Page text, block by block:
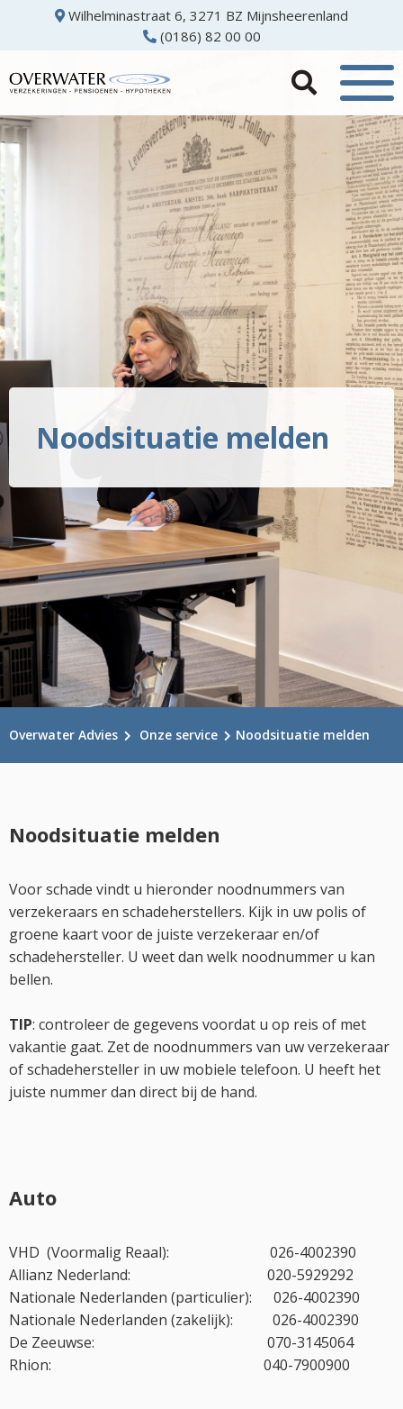
Wilhelminastraat 6, 3271 BZ Mijnsheerenland
(0186) 82 00 00
Noodsituatie melden
Overwater Advies Onze service Noodsituatie melden
Noodsituatie melden
Voor schade vindt u hieronder noodnummers van
verzekeraars en schadeherstellers. Kijk in uw polis of
groene kaart voor de juiste verzekeraar en/of
schadehersteller. U weet dan welk noodnummer u kan
bellen.
TIP: controleer de gegevens voordat u op reis of met
vakantie gaat. Zet de noodnummers van uw verzekeraar
of schadehersteller in uw mobiele telefoon. U heeft het
juiste nummer dan direct bij de hand.
Auto
VHD (Voormalig Reaal): 026-4002390
Allianz Nederland: 020-5929292
Nationale Nederlanden (particulier): 026-4002390
Nationale Nederlanden (zakelijk): 026-4002390
De Zeeuwse: 070-3145064
Rhion: 040-7900900